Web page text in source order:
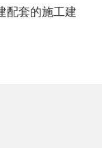
配套的施工建